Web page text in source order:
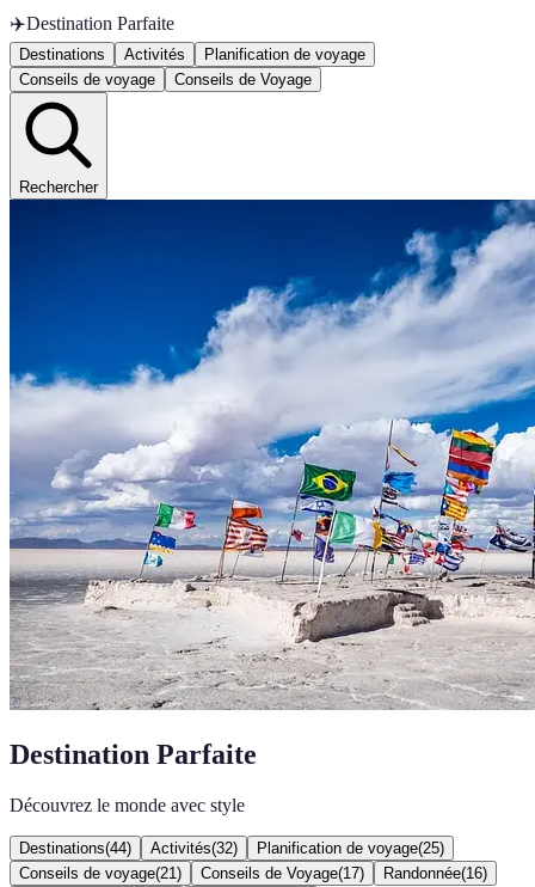
✈️Destination Parfaite
Destinations Activités
Planification de voyage
Conseils de voyage
Conseils de Voyage
Rechercher
Destination Parfaite
Découvrez le monde avec style
Destinations(44) Activités(32) Planification de voyage(25)
Conseils de voyage(21 ) Conseils de Voyage(17) Randonnée(16)